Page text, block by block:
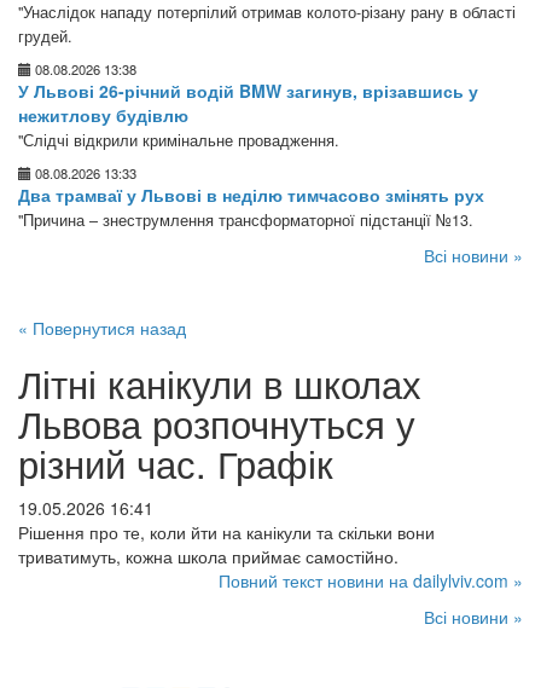
"Унаслідок нападу потерпілий отримав колото-різану рану в області
грудей.
08.08.2026 13:38
У Львові 26-річний водій BMW загинув, врізавшись у
нежитлову будівлю
"Слідчі відкрили кримінальне провадження.
08.08.2026 13:33
Два трамваї у Львові в неділю тимчасово змінять рух
"Причина – знеструмлення трансформаторної підстанції №13.
Всі новини »
« Повернутися назад
Літні канікули в школах
Львова розпочнуться у
різний час. Графік
19.05.2026 16:41
Рішення про те, коли йти на канікули та скільки вони
триватимуть, кожна школа приймає самостійно.
Повний текст новини на dailylviv.com »
Всі новини »